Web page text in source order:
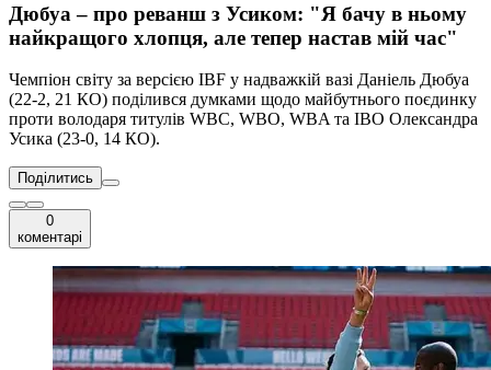
Дюбуа – про реванш з Усиком: "Я бачу в ньому
найкращого хлопця, але тепер настав мій час"
Чемпіон світу за версією IBF у надважкій вазі Даніель Дюбуа
(22-2, 21 КО) поділився думками щодо майбутнього поєдинку
проти володаря титулів WBC, WBO, WBA та IBO Олександра
Усика (23-0, 14 КО).
Поділитись
0
коментарі